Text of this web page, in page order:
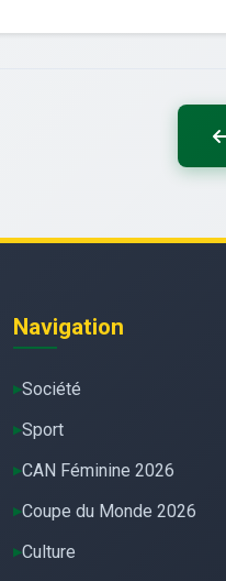
Navigation
Société
Sport
CAN Féminine 2026
Coupe du Monde 2026
Culture